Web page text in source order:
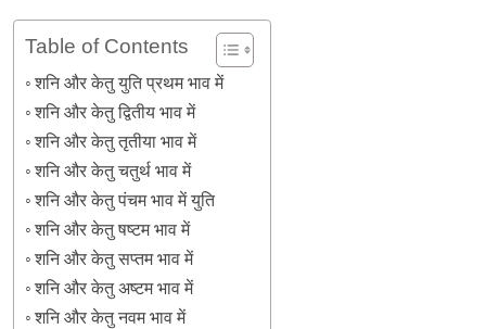
Table of Contents
शनि और केतु युति प्रथम भाव में
शनि और केतु द्वितीय भाव में
शनि और केतु तृतीया भाव में
शनि और केतु चतुर्थ भाव में
शनि और केतु पंचम भाव में युति
शनि और केतु षष्टम भाव में
शनि और केतु सप्तम भाव में
शनि और केतु अष्टम भाव में
शनि और केतु नवम भाव में